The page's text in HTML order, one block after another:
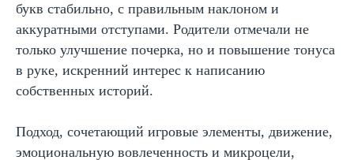
букв стабильно, с правильным наклоном и
аккуратными отступами. Родители отмечали не
только улучшение почерка, но и повышение тонуса
в руке, искренний интерес к написанию
собственных историй.
Подход, сочетающий игровые элементы, движение,
эмоциональную вовлеченность и микроцели,
Тарифы
Наши методисты
Материнский капитал